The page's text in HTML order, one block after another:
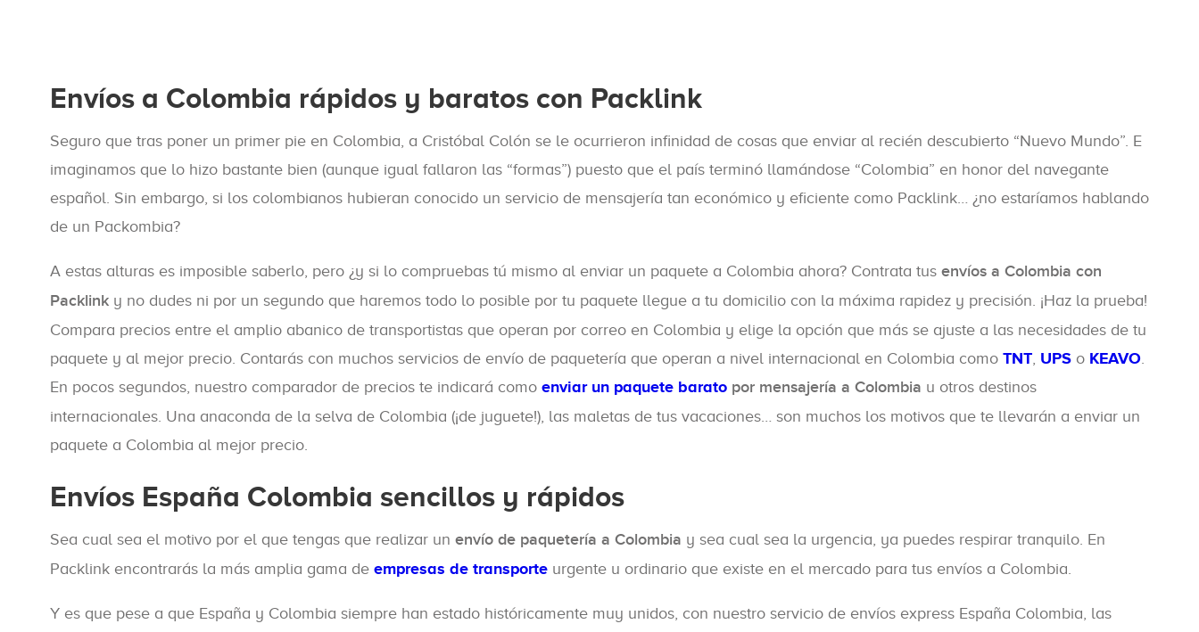
Envíos a Colombia rápidos y baratos con Packlink
Seguro que tras poner un primer pie en Colombia, a Cristóbal Colón se le ocurrieron infinidad de cosas que enviar al recién descubierto “Nuevo Mundo”. E
imaginamos que lo hizo bastante bien (aunque igual fallaron las “formas”) puesto que el país terminó llamándose “Colombia” en honor del navegante
español. Sin embargo, si los colombianos hubieran conocido un servicio de mensajería tan económico y eficiente como Packlink… ¿no estaríamos hablando
de un Packombia?
A estas alturas es imposible saberlo, pero ¿y si lo compruebas tú mismo al enviar un paquete a Colombia ahora? Contrata tus envíos a Colombia con
Packlink y no dudes ni por un segundo que haremos todo lo posible por tu paquete llegue a tu domicilio con la máxima rapidez y precisión. ¡Haz la prueba!
Compara precios entre el amplio abanico de transportistas que operan por correo en Colombia y elige la opción que más se ajuste a las necesidades de tu
paquete y al mejor precio. Contarás con muchos servicios de envío de paquetería que operan a nivel internacional en Colombia como TNT, UPS o KEAVO.
En pocos segundos, nuestro comparador de precios te indicará como enviar un paquete barato por mensajería a Colombia u otros destinos
internacionales. Una anaconda de la selva de Colombia (¡de juguete!), las maletas de tus vacaciones… son muchos los motivos que te llevarán a enviar un
paquete a Colombia al mejor precio.
Envíos España Colombia sencillos y rápidos
Sea cual sea el motivo por el que tengas que realizar un envío de paquetería a Colombia y sea cual sea la urgencia, ya puedes respirar tranquilo. En
Packlink encontrarás la más amplia gama de empresas de transporte urgente u ordinario que existe en el mercado para tus envíos a Colombia.
Y es que pese a que España y Colombia siempre han estado históricamente muy unidos, con nuestro servicio de envíos express España Colombia, las